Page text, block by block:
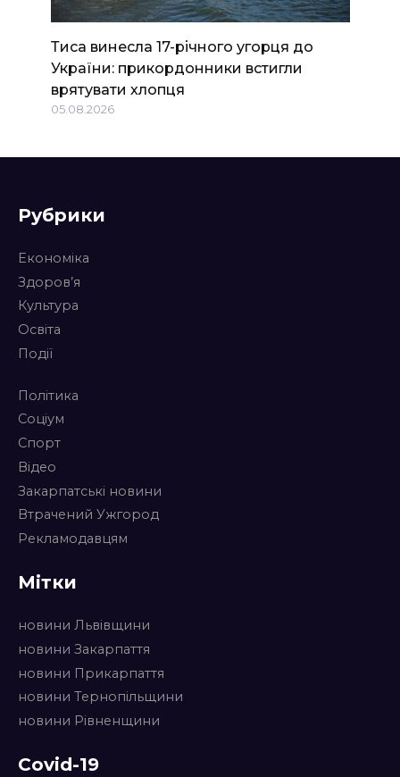
Тиса винесла 17-річного угорця до
України: прикордонники встигли
врятувати хлопця
05.08.2026
Рубрики
Економіка
Здоров’я
Культура
Освіта
Події
Політика
Соціум
Спорт
Відео
Закарпатські новини
Втрачений Ужгород
Рекламодавцям
Мітки
новини Львівщини
новини Закарпаття
новини Прикарпаття
новини Тернопільщини
новини Рівненщини
Covid-19